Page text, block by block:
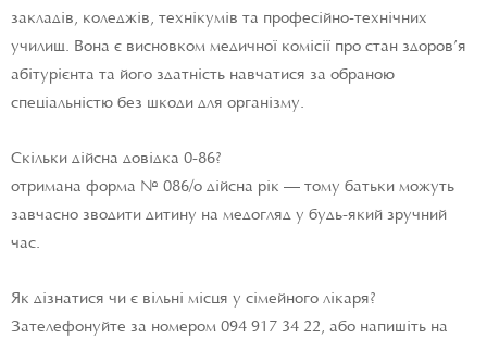
закладів, коледжів, технікумів та професійно-технічних
училищ. Вона є висновком медичної комісії про стан здоров’я
абітурієнта та його здатність навчатися за обраною
спеціальністю без шкоди для організму.
Скільки дійсна довідка 0-86?
отримана форма № 086/о дійсна рік — тому батьки можуть
завчасно зводити дитину на медогляд у будь-який зручний
час.
Як дізнатися чи є вільні місця у сімейного лікаря?
Зателефонуйте за номером 094 917 34 22, або напишіть на